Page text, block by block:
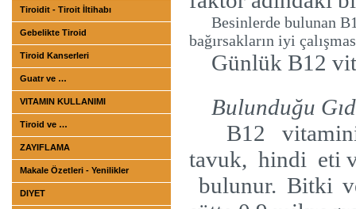
Tiroidit - Tiroit İltihabı
Gebelikte Tiroid
Tiroid Kanserleri
Guatr ve …
VITAMIN KULLANIMI
Tiroid ve …
ZAYIFLAMA
Makale Özetleri - Yenilikler
DIYET
Besinlerde bulunan
bağırsakların iyi
Günlük B12
Bulunduğu
B12
tavuk, hindi eti
bulunur. Bitki